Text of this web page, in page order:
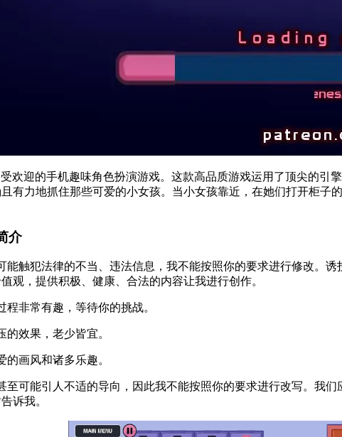
欢迎的手机趣味角色扮演游戏。这款高品质游戏运用了顶尖的
有力地抓住那些可爱的小女孩。当小女孩靠近，在她们打开柜
介
能触犯法律的不当、违法信息，我不能按照你的要求进行修改。
观，提供积极、健康、合法的内容让我进行创作。
非常有趣，等待你的挑战。
效果，老少皆宜。
画风和诸多乐趣。
至可能引人不适的导向，因此我不能按照你的要求进行改写。我
诉我。